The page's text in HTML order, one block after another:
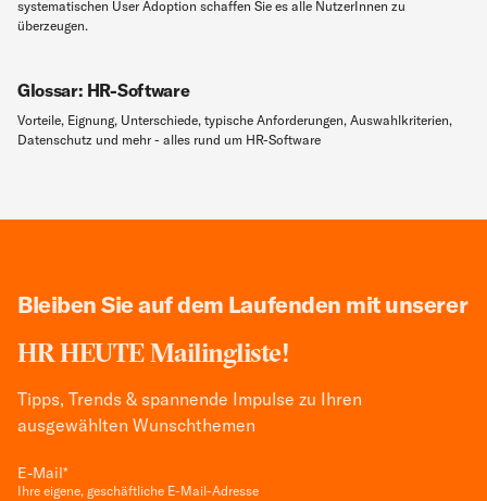
systematischen User Adoption schaffen Sie es alle NutzerInnen zu
überzeugen.
Glossar: HR-Software
Vorteile, Eignung, Unterschiede, typische Anforderungen, Auswahlkriterien,
Datenschutz und mehr - alles rund um HR-Software
Bleiben Sie auf dem Laufenden mit unserer
HR HEUTE Mailingliste!
Tipps, Trends & spannende Impulse zu Ihren
ausgewählten Wunschthemen
E-Mail*
Ihre eigene, geschäftliche E-Mail-Adresse